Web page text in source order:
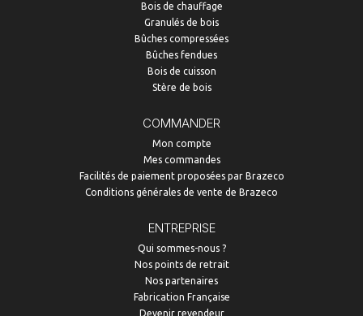
Bois de chauffage
Granulés de bois
Bûches compressées
Bûches fendues
Bois de cuisson
Stère de bois
COMMANDER
Mon compte
Mes commandes
Facilités de paiement proposées par Brazeco
Conditions générales de vente de Brazeco
ENTREPRISE
Qui sommes-nous ?
Nos points de retrait
Nos partenaires
Fabrication Française
Devenir revendeur